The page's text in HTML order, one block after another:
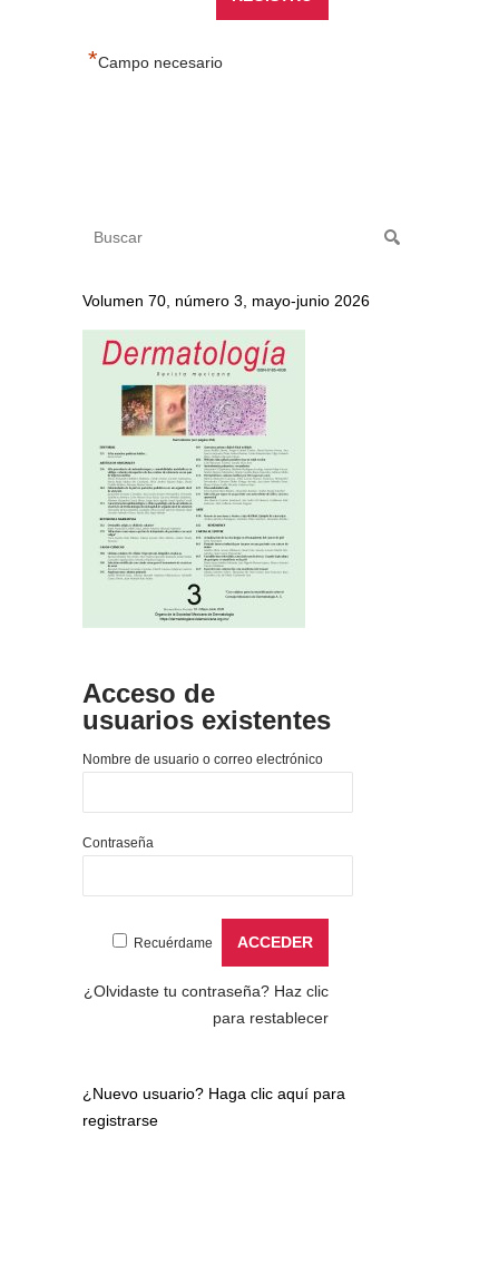
*Campo necesario
Volumen 70, número 3, mayo-junio 2026
Acceso de
usuarios existentes
Nombre de usuario o correo electrónico
Contraseña
Recuérdame
¿Olvidaste tu contraseña? Haz clic
para restablecer
¿Nuevo usuario? Haga clic aquí para
registrarse